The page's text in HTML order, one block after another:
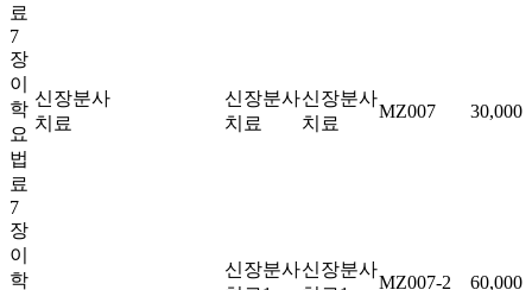
료
7
장
이
학
요
법
료
신장분사
치료
신장분사
치료
신장분사
치료
MZ007 30,000
7
장
이
학
신장분사신장분사
MZ007-2 60,000